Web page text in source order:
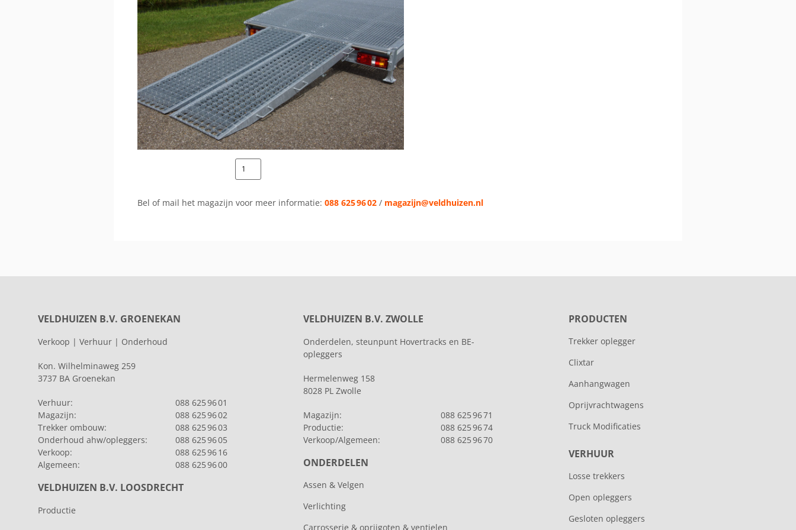
Bel of mail het magazijn voor meer informatie: 088 625 96 02/ magazijn@veldhuizen.nl
VELDHUIZEN B.V. GROENEKAN
Verkoop | Verhuur | Onderhoud
Kon. Wilhelminaweg 259
3737 BA Groenekan
Verhuur:
088 625 96 01
Magazijn:
088 625 96 02
Trekker ombouw:
088 625 96 03
Onderhoud ahw/opleggers:
088 625 96 05
Verkoop:
088 625 96 16
Algemeen:
088 625 96 00
VELDHUIZEN B.V. LOOSDRECHT
Productie
VELDHUIZEN B.V. ZWOLLE
Onderdelen, steunpunt Hovertracks en BE-
opleggers
Hermelenweg 158
8028 PL Zwolle
Magazijn:
088 625 96 71
Productie:
088 625 96 74
Verkoop/Algemeen:
088 625 96 70
ONDERDELEN
Assen & Velgen
Verlichting
Carrosserie & oprijgoten & ventielen
PRODUCTEN
Trekker oplegger
Clixtar
Aanhangwagen
Oprijvrachtwagens
Truck Modificaties
VERHUUR
Losse trekkers
Open opleggers
Gesloten opleggers